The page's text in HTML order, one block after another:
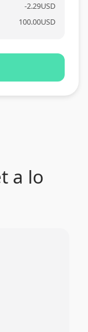
-2.29USD
100.00USD
a lo